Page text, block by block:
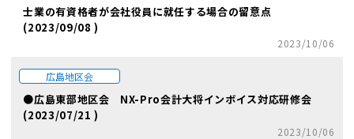
士業の有資格者が会社役員に就任する場合の留意点
(2023/09/08 )
2023/10/06
広島地区会
●広島東部地区会 NX-Pro会計大将インボイス対応研修会
(2023/07/21 )
2023/10/06